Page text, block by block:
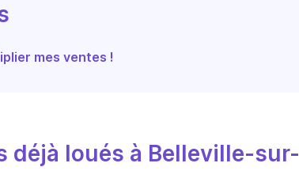
mes ventes !
déjà loués à Belleville-sur-